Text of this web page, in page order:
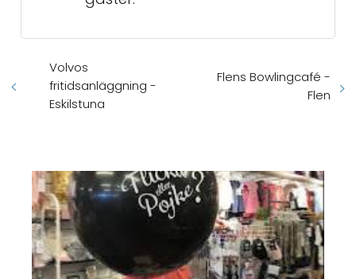
Volvos
fritidsanläggning -
Eskilstuna
Flens Bowlingcafé -
Flen